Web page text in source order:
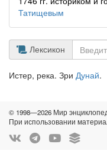
Татищевым
Лексикон
Истер, река. Зри Дунай.
© 1998—2026 Мир
При использовании